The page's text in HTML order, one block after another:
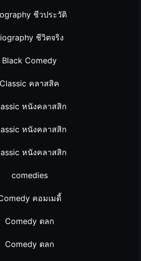
ชีวประวัติ
ชีวิตจริง
Black Comedy
Classic คลาสสิค
หนังคลาสสิก
หนังคลาสสิก
หนังคลาสสิก
comedies
คอมเมดี้
Comedy ตลก
Comedy ตลก